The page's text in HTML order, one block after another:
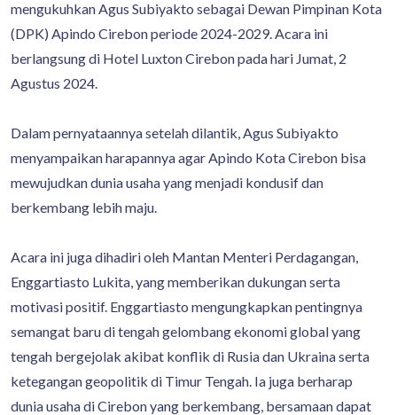
mengukuhkan Agus Subiyakto sebagai Dewan Pimpinan Kota
(DPK) Apindo Cirebon periode 2024-2029. Acara ini
berlangsung di Hotel Luxton Cirebon pada hari Jumat, 2
Agustus 2024.
Dalam pernyataannya setelah dilantik, Agus Subiyakto
menyampaikan harapannya agar Apindo Kota Cirebon bisa
mewujudkan dunia usaha yang menjadi kondusif dan
berkembang lebih maju.
Acara ini juga dihadiri oleh Mantan Menteri Perdagangan,
Enggartiasto Lukita, yang memberikan dukungan serta
motivasi positif. Enggartiasto mengungkapkan pentingnya
semangat baru di tengah gelombang ekonomi global yang
tengah bergejolak akibat konflik di Rusia dan Ukraina serta
ketegangan geopolitik di Timur Tengah. Ia juga berharap
dunia usaha di Cirebon yang berkembang, bersamaan dapat